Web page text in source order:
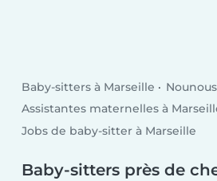
Baby-sitters à Marseille
Assistantes maternelles à
Jobs de baby-sitter à Marseille
Baby-sitters près de